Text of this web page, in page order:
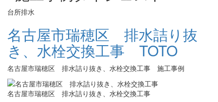
台所排水
名古屋市瑞穂区 排水詰り抜
き、水栓交換工事 TOTO
名古屋市瑞穂区 排水詰り抜き、水栓交換工事 施工事例
名古屋市瑞穂区 排水詰り抜き、水栓交換工事